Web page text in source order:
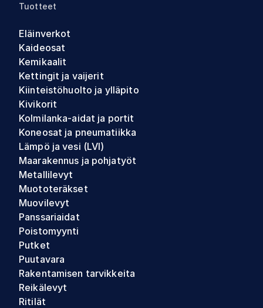
Tuotteet
Eläinverkot
Kaideosat
Kemikaalit
Kettingit ja vaijerit
Kiinteistöhuolto ja ylläpito
Kivikorit
Kolmilanka-aidat ja portit
Koneosat ja pneumatiikka
Lämpö ja vesi (LVI)
Maarakennus ja pohjatyöt
Metallilevyt
Muototeräkset
Muovilevyt
Panssariaidat
Poistomyynti
Putket
Puutavara
Rakentamisen tarvikkeita
Reikälevyt
Ritilät